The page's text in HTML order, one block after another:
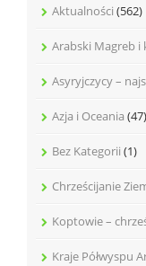
Aktualności (562)
Arabski Magreb i
Asyryjczycy –
Azja i Oceania (47)
Bez Kategorii (1)
Chrześcijanie
Koptowie –
Kraje Półwyspu